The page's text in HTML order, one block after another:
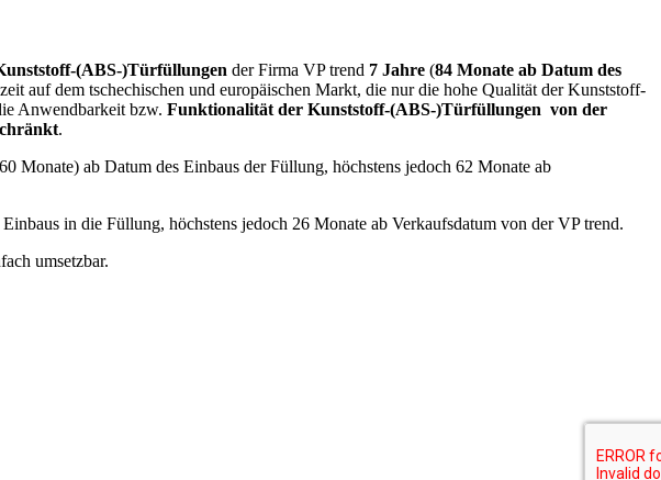
(ABS-)Türfüllungen der Firma VP trend 7 Jahre (84 Monate ab Datum des
auf dem tschechischen und europäischen Markt, die nur die hohe Qualität der Kunststoff-
Anwendbarkeit bzw. Funktionalität der Kunststoff-(ABS-)Türfüllungen von der
.
Monate) ab Datum des Einbaus der Füllung, höchstens jedoch 62 Monate ab
in die Füllung, höchstens jedoch 26 Monate ab Verkaufsdatum von der VP trend.
umsetzbar.